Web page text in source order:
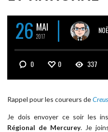
26 MAI
2017
0 0 337
Rappel pour les coureurs de
Je dois envoyer ce soir les
Régional de Mercurey. Je